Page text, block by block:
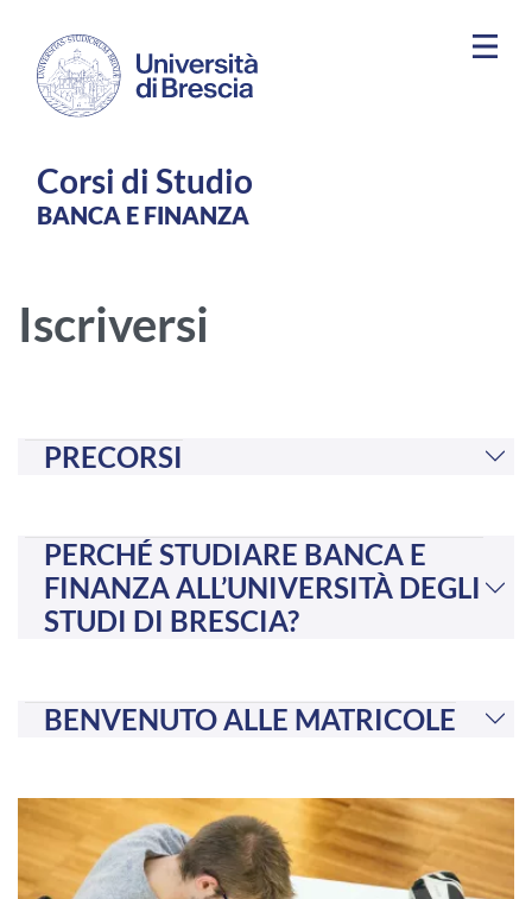
Corsi di Studio
BANCA E FINANZA
Iscriversi
PRECORSI
PERCHÉ STUDIARE BANCA E
FINANZA ALL’UNIVERSITÀ DEGLI
STUDI DI BRESCIA?
BENVENUTO ALLE MATRICOLE